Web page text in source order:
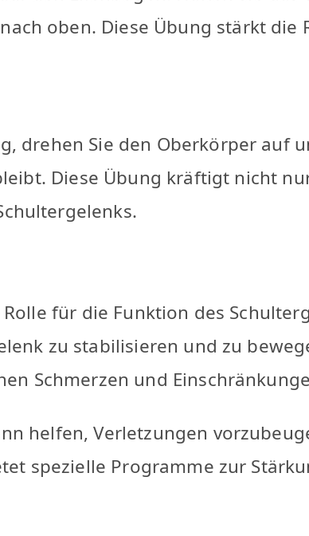
oben. Diese Übung stärkt die
drehen Sie den Oberkörper auf
Diese Übung kräftigt nicht
für die Funktion des
zu stabilisieren und zu
Schmerzen und
helfen, Verletzungen
spezielle Programme zur